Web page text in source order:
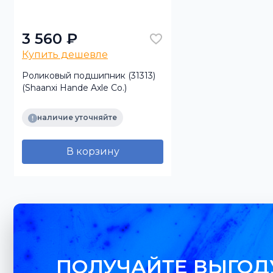
3 560 ₽
Купить дешевле
Роликовый подшипник (31313)
(Shaanxi Hande Axle Co.)
наличие уточняйте
В корзину
ПОЛУЧАЙТЕ